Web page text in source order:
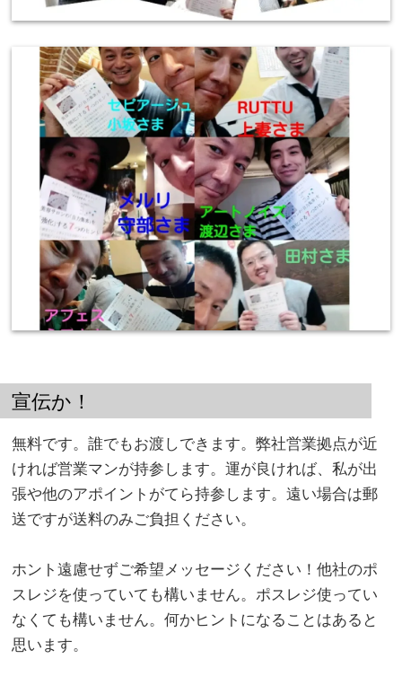
宣伝か！
無料です。誰でもお渡しできます。弊社営業拠点が近
ければ営業マンが持参します。運が良ければ、私が出
張や他のアポイントがてら持参します。遠い場合は郵
送ですが送料のみご負担ください。
ホント遠慮せずご希望メッセージください！他社のポ
スレジを使っていても構いません。ポスレジ使ってい
なくても構いません。何かヒントになることはあると
思います。